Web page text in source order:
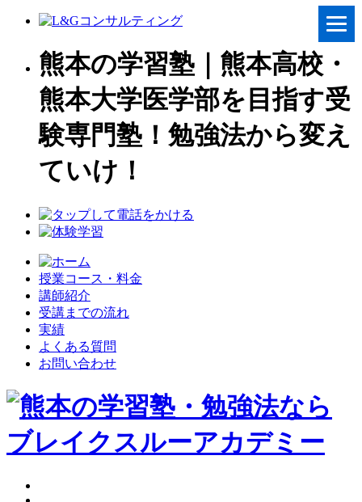
熊本の学習塾｜熊本高校・
熊本大学医学部を目指す受
験専門塾！勉強法から変え
ていけ！
授業コース・料金
講師紹介
受講までの流れ
実績
よくある質問
お問い合わせ